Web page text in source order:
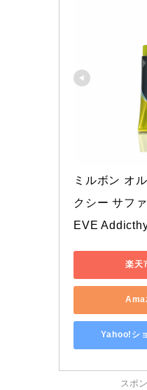
ミルボン オ
クシー サフ
EVE
楽天
Yahoo!シ
スポ